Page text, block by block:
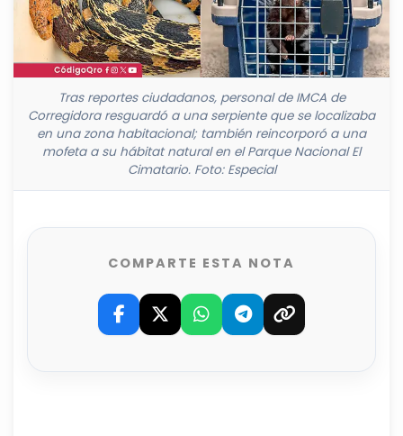
Tras reportes ciudadanos, personal de IMCA de
Corregidora resguardó a una serpiente que se localizaba
en una zona habitacional; también reincorporó a una
mofeta a su hábitat natural en el Parque Nacional El
Cimatario. Foto: Especial
COMPARTE ESTA NOTA